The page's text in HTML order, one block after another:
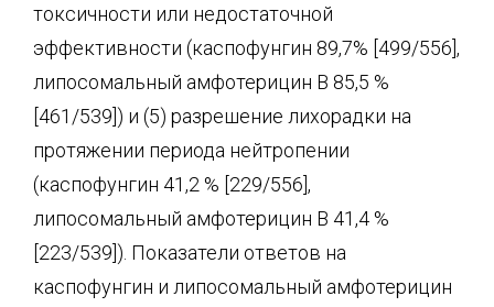
токсичности или недостаточной
эффективности (каспофунгин 89,7% [499/556],
липосомальный амфотерицин В 85,5 %
[461/539]) и (5) разрешение лихорадки на
протяжении периода нейтропении
(каспофунгин 41,2 % [229/556],
липосомальный амфотерицин В 41,4 %
[223/539]). Показатели ответов на
каспофунгин и липосомальный амфотерицин